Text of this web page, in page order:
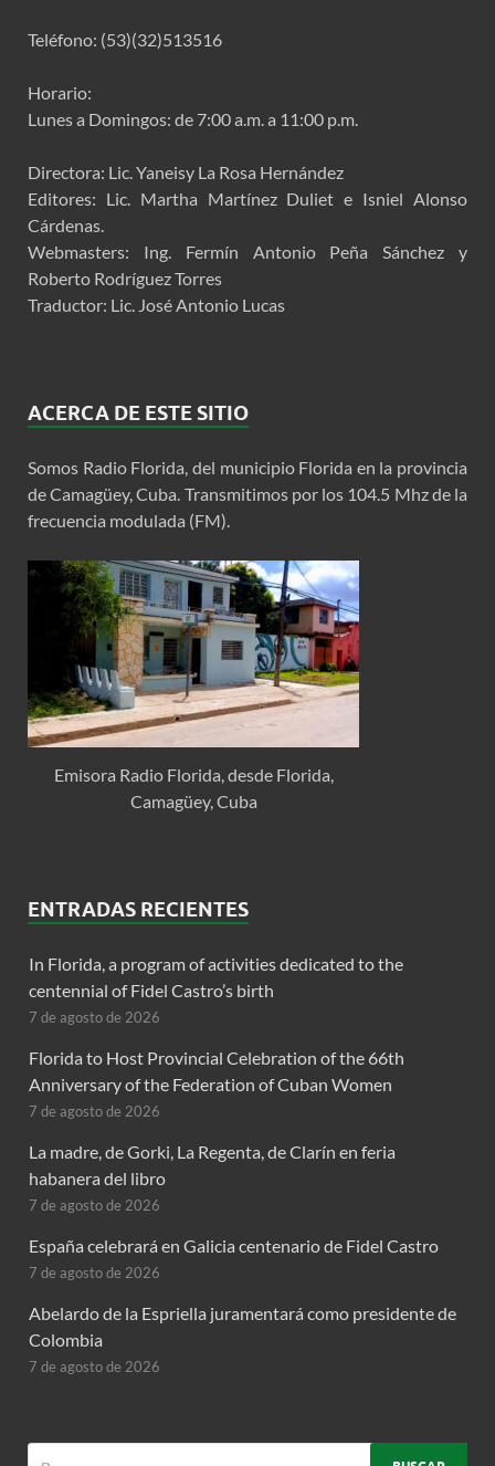
Teléfono: (53)(32)513516
Horario:
Lunes a Domingos: de 7:00 a.m. a 11:00 p.m.
Directora: Lic. Yaneisy La Rosa Hernández
Editores: Lic. Martha Martínez Duliet e Isniel Alonso
Cárdenas.
Webmasters: Ing. Fermín Antonio Peña Sánchez y
Roberto Rodríguez Torres
Traductor: Lic. José Antonio Lucas
ACERCA DE ESTE SITIO
Somos Radio Florida, del municipio Florida en la provincia
de Camagüey, Cuba. Transmitimos por los 104.5 Mhz de la
frecuencia modulada (FM).
Emisora Radio Florida, desde Florida,
Camagüey, Cuba
ENTRADAS RECIENTES
In Florida, a program of activities dedicated to the
centennial of Fidel Castro’s birth
7 de agosto de 2026
Florida to Host Provincial Celebration of the 66th
Anniversary of the Federation of Cuban Women
7 de agosto de 2026
La madre, de Gorki, La Regenta, de Clarín en feria
habanera del libro
7 de agosto de 2026
España celebrará en Galicia centenario de Fidel Castro
7 de agosto de 2026
Abelardo de la Espriella juramentará como presidente de
Colombia
7 de agosto de 2026